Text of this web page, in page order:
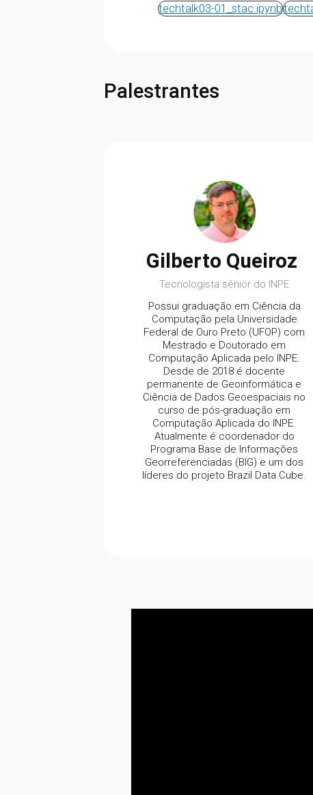
techtalk03-01_stac.ipynb
Palestrantes
Gilberto Queiroz
Tecnologista sênior do INPE
Possui graduação em Ciência da
Computação pela Universidade
Federal de Ouro Preto (UFOP) com
Mestrado e Doutorado em
Computação Aplicada pelo INPE.
Desde de 2018 é docente
permanente de Geoinformática e
Ciência de Dados Geoespaciais no
curso de pós-graduação em
Computação Aplicada do INPE.
Atualmente é coordenador do
Programa Base de Informações
Georreferenciadas (BIG) e um dos
líderes do projeto Brazil Data Cube.